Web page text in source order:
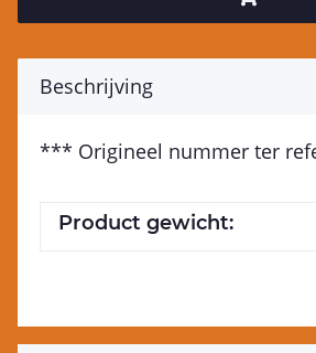
Beschrijving
*** Origineel nummer ter
Product gewicht: